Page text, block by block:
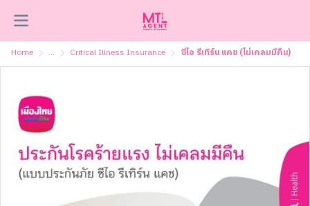
Home ... Critical Illness Insurance ซีไอ รีเทิร์น แคช (ไม่เคลมมีคืน)